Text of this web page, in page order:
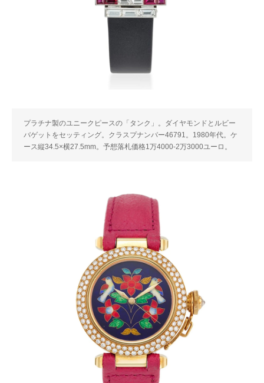
プラチナ製のユニークピースの「タンク」。ダイヤモンドとルビー
バゲットをセッティング。クラスプナンバー46791。1980年代。ケ
ース縦34.5×横27.5mm。予想落札価格1万4000-2万3000ユーロ。